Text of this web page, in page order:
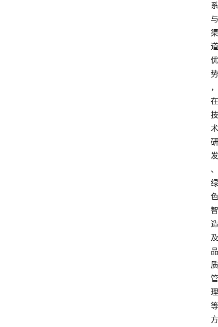
系
与
渠
道
优
势
，
在
技
术
研
发
、
绿
色
智
造
及
品
质
管
理
等
方